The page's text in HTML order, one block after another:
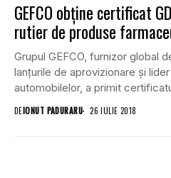
GEFCO obține certificat
rutier de produse
Grupul GEFCO, furnizor global
lanțurile de aprovizionare și
automobilelor, a primit
DEIONUT PADURARU 26 IULIE 2018